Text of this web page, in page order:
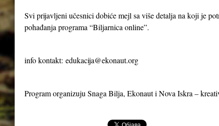
Svi prijavljeni učesnici dobiće mejl sa više detalja na koji je
pohađanja programa “Biljarnica online”.
info kontakt: edukacija@ekonaut.org
Program organizuju Snaga Bilja, Ekonaut i Nova Iskra –